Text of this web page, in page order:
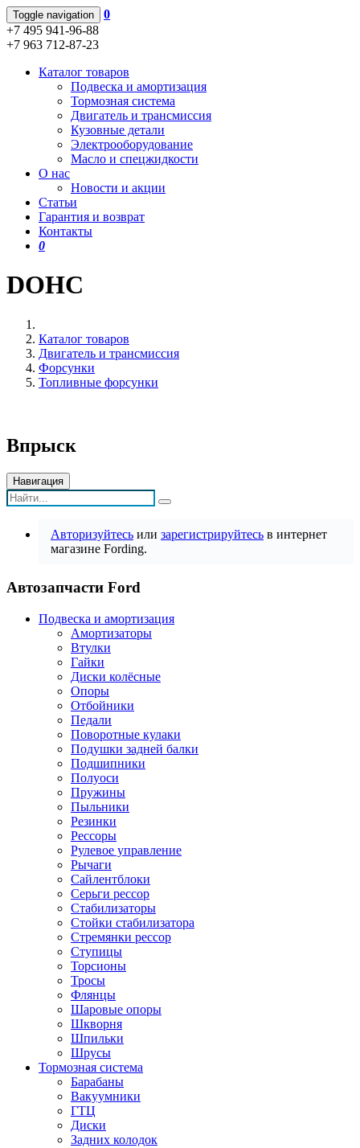
Toggle navigation
0
+7 495 941-96-88
+7 963 712-87-23
Каталог товаров
Подвеска и амортизация
Тормозная система
Двигатель и трансмиссия
Кузовные детали
Электрооборудование
Масло и спецжидкости
О нас
Новости и акции
Статьи
Гарантия и возврат
Контакты
0
DOHC
Каталог товаров
Двигатель и трансмиссия
Форсунки
Топливные форсунки
Впрыск
Навигация
Авторизуйтесь или зарегистрируйтесь в интернет
магазине Fording.
Автозапчасти Ford
Подвеска и амортизация
Амортизаторы
Втулки
Гайки
Диски колёсные
Опоры
Отбойники
Педали
Поворотные кулаки
Подушки задней балки
Подшипники
Полуоси
Пружины
Пыльники
Резинки
Рессоры
Рулевое управление
Рычаги
Сайлентблоки
Серьги рессор
Стабилизаторы
Стойки стабилизатора
Стремянки рессор
Ступицы
Торсионы
Тросы
Флянцы
Шаровые опоры
Шкворня
Шпильки
Шрусы
Тормозная система
Барабаны
Вакуумники
ГТЦ
Диски
Задних колодок